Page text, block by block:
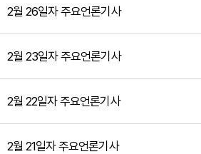
2월 26일자 주요언론기사
2월 23일자 주요언론기사
2월 22일자 주요언론기사
2월 21일자 주요언론기사